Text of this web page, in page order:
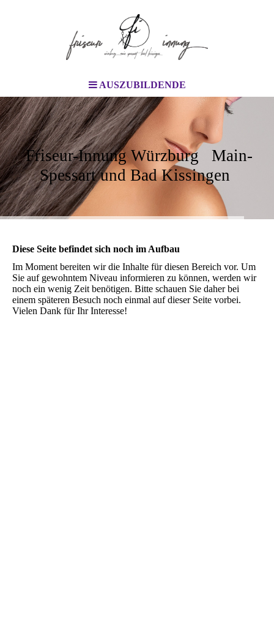
AUSZUBILDENDE
Friseur-Innung Würzburg Main-
Spessart und Bad Kissingen
Diese Seite befindet sich noch im Aufbau
Im Moment bereiten wir die Inhalte für diesen Bereich vor. Um
Sie auf gewohntem Niveau informieren zu können, werden wir
noch ein wenig Zeit benötigen. Bitte schauen Sie daher bei
einem späteren Besuch noch einmal auf dieser Seite vorbei.
Vielen Dank für Ihr Interesse!